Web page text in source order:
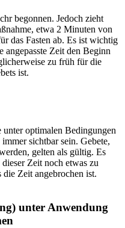
begonnen. Jedoch zieht
etwa 2 Minuten von
das Fasten ab. Es ist wichtig
angepasste Zeit den Beginn
zu früh für die
ist.
optimalen Bedingungen
sichtbar sein. Gebete,
gelten als gültig. Es
Zeit noch etwas zu
die Zeit angebrochen ist.
unter Anwendung